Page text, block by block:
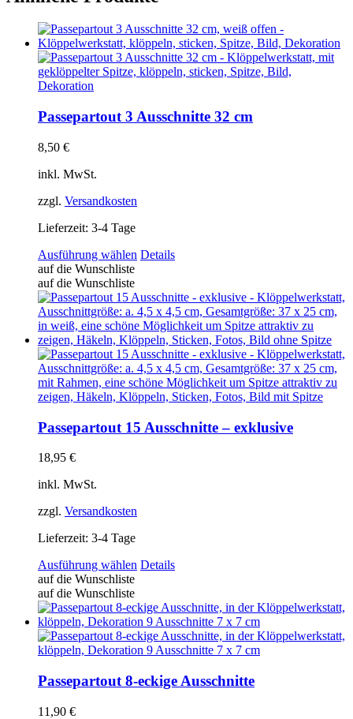
Passepartout 3 Ausschnitte 32 cm
8,50 €
inkl. MwSt.
zzgl. Versandkosten
Lieferzeit: 3-4 Tage
Ausführung wählen Dieses
mehrere
Varianten
auf.
Die
Optionen
können
auf
der
gewählt
werden
Details
auf die Wunschliste
auf die Wunschliste
Passepartout 15 Ausschnitte – exklusive
18,95 €
inkl. MwSt.
zzgl. Versandkosten
Lieferzeit: 3-4 Tage
Ausführung wählen Dieses
mehrere
Varianten
auf.
Die
können
auf
Details
auf die Wunschliste
auf die Wunschliste
Passepartout 8-eckige Ausschnitte
11,90 €